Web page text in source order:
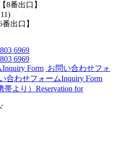
8番出口】
出口】
6969
6969
Inquiry Form お問い合わせフォ
合わせフォームInquiry Form
より） Reservation for